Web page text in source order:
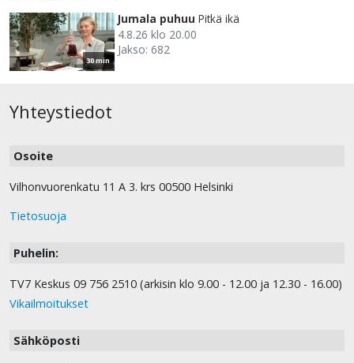
30 min
Jumala puhuu Pitkä ikä
4.8.26 klo 20.00
Jakso: 682
Yhteystiedot
Osoite
Vilhonvuorenkatu 11 A 3. krs 00500 Helsinki
Tietosuoja
Puhelin:
TV7 Keskus 09 756 2510 (arkisin klo 9.00 - 12.00 ja 12.30 - 16.00)
Vikailmoitukset
Sähköposti